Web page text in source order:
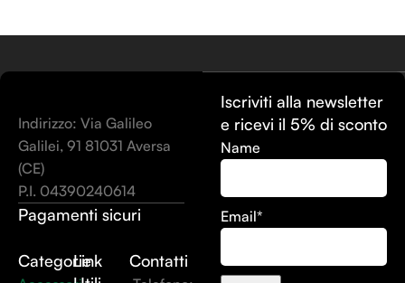
Indirizzo: Via Galileo
Galilei, 91 81031 Aversa
(CE)
P.I. 04390240614
Pagamenti sicuri
Categorie
Link
Contatti
Iscriviti alla newsletter
e ricevi il 5% di sconto
Name
Email*